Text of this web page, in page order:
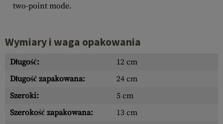
two-point mode.
Wymiary i waga opakowania
Długość:
12 cm
Długość zapakowana:
24 cm
Szeroki:
5 cm
Szerokość zapakowana:
13 cm